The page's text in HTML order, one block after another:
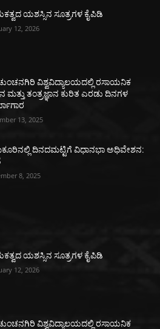
ಯಶಸ್ಸಿನ ಸೂತ್ರಗಳ ಕೈಪಿಡಿ
12, 2026
ವಿಶ್ವವಿದ್ಯಾಲಯದಲ್ಲಿ ರಸಾಯನಿಕ
ಮತ್ತು ತಂತ್ರಜ್ಞಾನ ಕುರಿತ ಎರಡು ದಿನಗಳ
13, 2025
ದಿನದಮಟ್ಟಿಗೆ ವಿಧಾನಭಾ ಅಧಿವೇಶನ:
8, 2025
ಯಶಸ್ಸಿನ ಸೂತ್ರಗಳ ಕೈಪಿಡಿ
12, 2026
ವಿಶ್ವವಿದ್ಯಾಲಯದಲ್ಲಿ ರಸಾಯನಿಕ